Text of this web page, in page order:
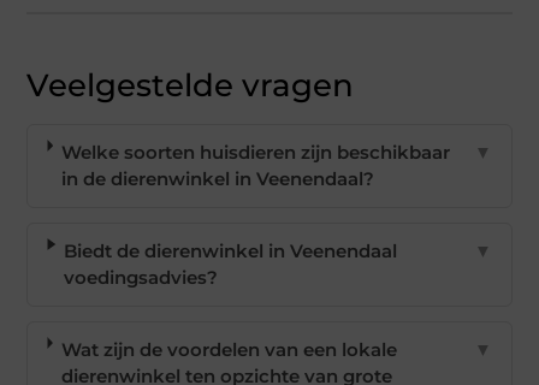
Veelgestelde vragen
Welke soorten huisdieren zijn beschikbaar
in de dierenwinkel in Veenendaal?
▼
Biedt de dierenwinkel in Veenendaal
voedingsadvies?
▼
Wat zijn de voordelen van een lokale
dierenwinkel ten opzichte van grote
▼